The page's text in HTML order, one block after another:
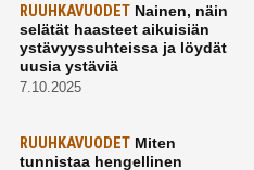
RUUHKAVUODETNainen, näin
selätät haasteet aikuisiän
ystävyyssuhteissa ja löydät
uusia ystäviä
7.10.2025
RUUHKAVUODETMiten
tunnistaa hengellinen